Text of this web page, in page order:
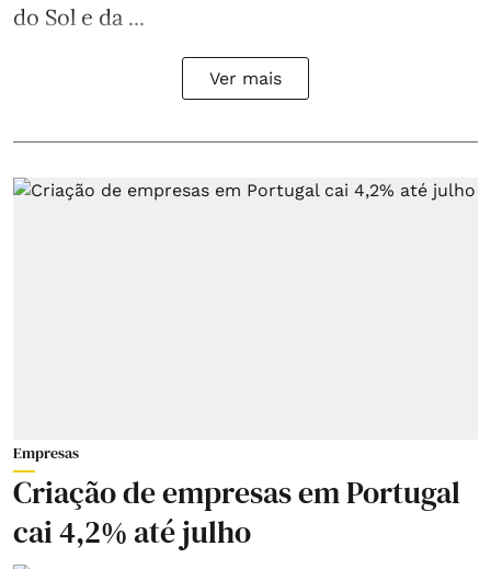
do Sol e da ...
Ver mais
Empresas
Criação de empresas em Portugal
cai 4,2% até julho